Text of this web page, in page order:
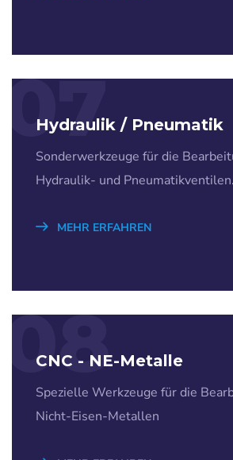
07
Hydraulik / Pneumatik
Sonderwerkzeuge für die
Hydraulik- und Pneumatikventilen.
MEHR ERFAHREN
08
CNC - NE-Metalle
Spezielle Werkzeuge für die
Nicht-Eisen-Metallen